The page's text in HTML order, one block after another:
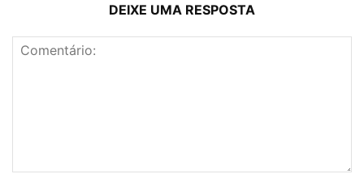
DEIXE UMA RESPOSTA